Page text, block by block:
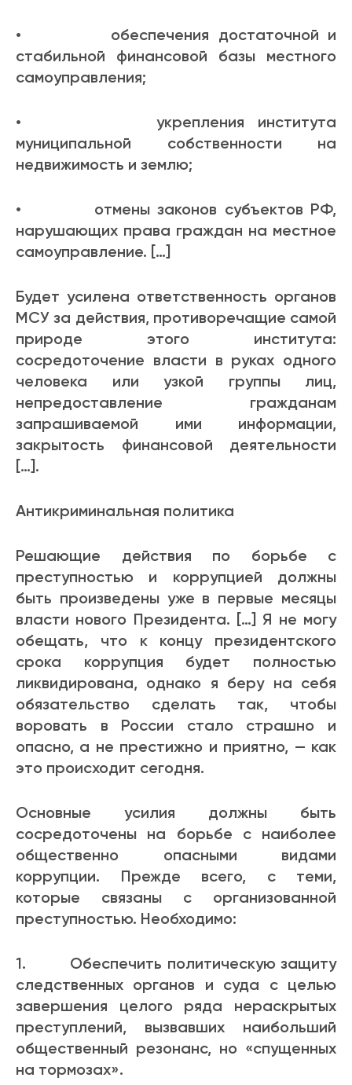
• обеспечения достаточной и
стабильной финансовой базы местного
самоуправления;
• укрепления института
муниципальной собственности на
недвижимость и землю;
• отмены законов субъектов РФ,
нарушающих права граждан на местное
самоуправление. […]
Будет усилена ответственность органов
МСУ за действия, противоречащие самой
природе этого института:
сосредоточение власти в руках одного
человека или узкой группы лиц,
непредоставление гражданам
запрашиваемой ими информации,
закрытость финансовой деятельности
[…].
Антикриминальная политика
Решающие действия по борьбе с
преступностью и коррупцией должны
быть произведены уже в первые месяцы
власти нового Президента. […] Я не могу
обещать, что к концу президентского
срока коррупция будет полностью
ликвидирована, однако я беру на себя
обязательство сделать так, чтобы
воровать в России стало страшно и
опасно, а не престижно и приятно, — как
это происходит сегодня.
Основные усилия должны быть
сосредоточены на борьбе с наиболее
общественно опасными видами
коррупции. Прежде всего, с теми,
которые связаны с организованной
преступностью. Необходимо:
1. Обеспечить политическую защиту
следственных органов и суда с целью
завершения целого ряда нераскрытых
преступлений, вызвавших наибольший
общественный резонанс, но «спущенных
на тормозах».